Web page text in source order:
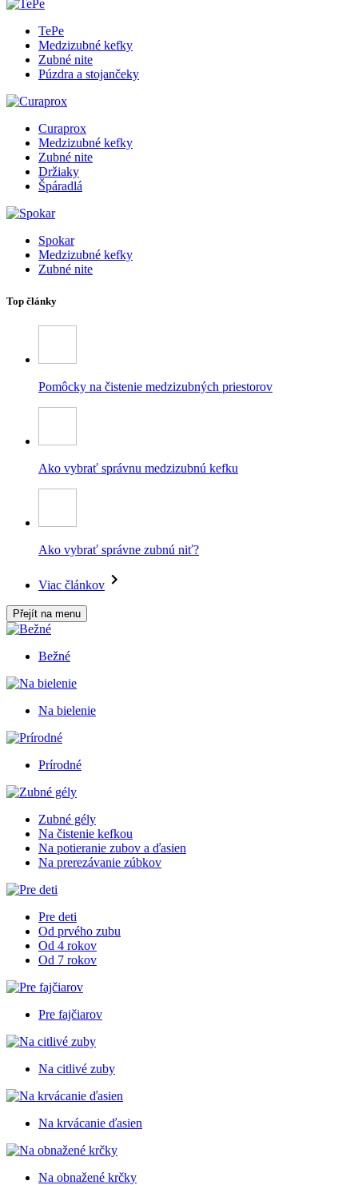
TePe
Medzizubné kefky
Zubné nite
Púzdra a stojančeky
Curaprox
Medzizubné kefky
Zubné nite
Držiaky
Špáradlá
Spokar
Medzizubné kefky
Zubné nite
Top články
Pomôcky na čistenie medzizubných priestorov
Ako vybrať správnu medzizubnú kefku
Ako vybrať správne zubnú niť?
Viac článkov
Přejít na menu
Bežné
Na bielenie
Prírodné
Zubné gély
Na čistenie kefkou
Na potieranie zubov a ďasien
Na prerezávanie zúbkov
Pre deti
Od prvého zubu
Od 4 rokov
Od 7 rokov
Pre fajčiarov
Na citlivé zuby
Na krvácanie ďasien
Na obnažené krčky